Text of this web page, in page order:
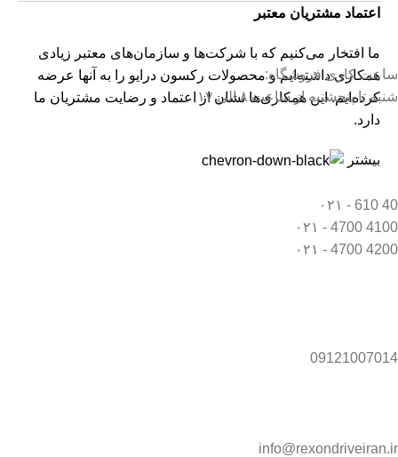
اعتماد مشتریان معتبر
ما افتخار می‌کنیم که با شرکت‌ها و سازمان‌های معتبر زیادی
همکاری داشته‌ایم و محصولات رکسون درایو را به آنها عرضه
کرده‌ایم. این همکاری‌ها نشان از اعتماد و رضایت مشتریان ما
دارد.
بیشتر
ساعت کاری فروشگاه:
شنبه تا پنجشنبه از ساعت ۸ الی ۱۷
40 610 - ۰۲۱
4100 4700 - ۰۲۱
4200 4700 - ۰۲۱
09121007014
info@rexondriveiran.ir